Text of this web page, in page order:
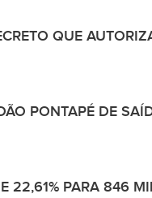
QUE
PONTAPÉ DE
22,61% PARA 846